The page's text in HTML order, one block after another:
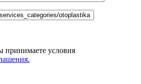
принимаете условия